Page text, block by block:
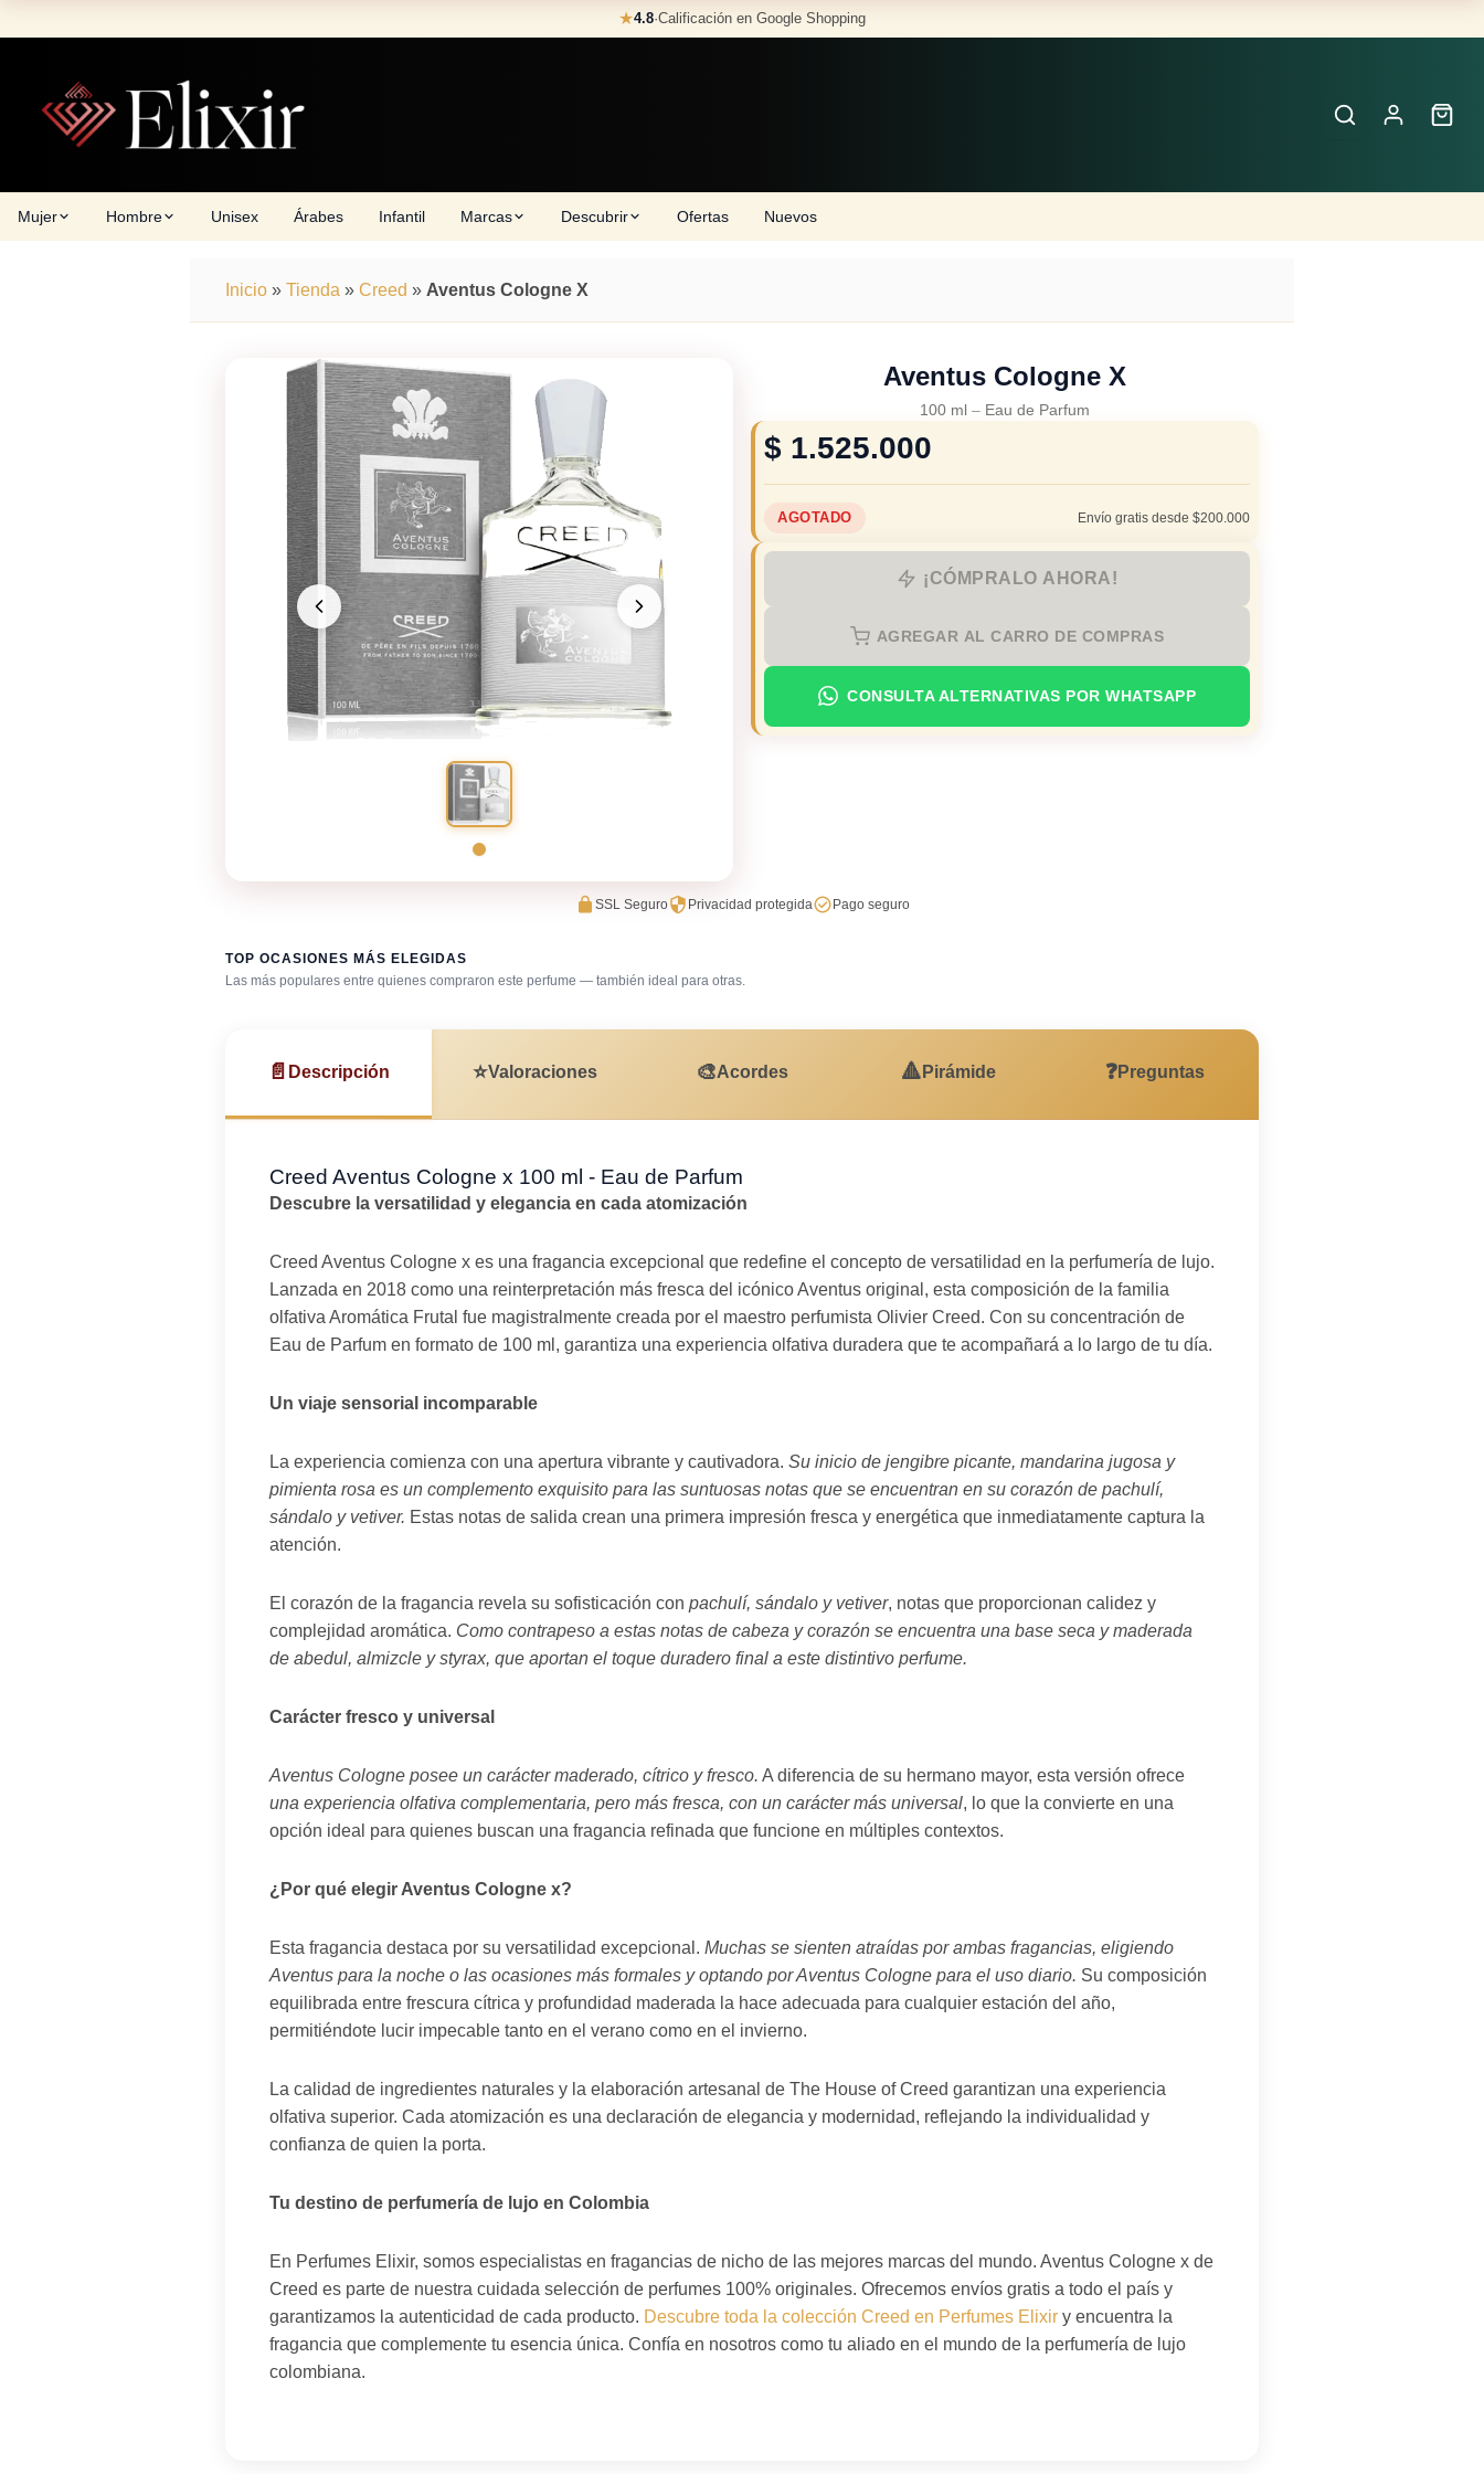
to
★4.8·Calificación en Google Shopping
Mujer Hombre Unisex Árabes Infantil Marcas Descubrir Ofertas Nuevos
Inicio » Tienda » Creed » Aventus Cologne X
Aventus Cologne X
100 ml – Eau de Parfum
$ 1.525.000
AGOTADO Envío gratis desde $200.000
¡CÓMPRALO AHORA!
AGREGAR AL CARRO DE COMPRAS
CONSULTA ALTERNATIVAS POR WHATSAPP
SSL Seguro Privacidad protegida Pago seguro
TOP OCASIONES MÁS ELEGIDAS
Las más populares entre quienes compraron este perfume — también ideal para otras.
Día caluroso / clima cálido Trabajo en oficina
📄 Descripción ⭐Valoraciones 🎨Acordes 🔺 Pirámide ❓Preguntas
Creed Aventus Cologne x 100 ml - Eau de Parfum
Descubre la versatilidad y elegancia en cada atomización
Creed Aventus Cologne x es una fragancia excepcional que redefine el concepto de versatilidad en la perfumería de lujo.
Lanzada en 2018 como una reinterpretación más fresca del icónico Aventus original, esta composición de la familia
olfativa Aromática Frutal fue magistralmente creada por el maestro perfumista Olivier Creed. Con su concentración de
Eau de Parfum en formato de 100 ml, garantiza una experiencia olfativa duradera que te acompañará a lo largo de tu día.
Un viaje sensorial incomparable
La experiencia comienza con una apertura vibrante y cautivadora. Su inicio de jengibre picante, mandarina jugosa y
pimienta rosa es un complemento exquisito para las suntuosas notas que se encuentran en su corazón de pachulí,
sándalo y vetiver. Estas notas de salida crean una primera impresión fresca y energética que inmediatamente captura la
atención.
El corazón de la fragancia revela su sofisticación con pachulí, sándalo y vetiver, notas que proporcionan calidez y
complejidad aromática. Como contrapeso a estas notas de cabeza y corazón se encuentra una base seca y maderada
de abedul, almizcle y styrax, que aportan el toque duradero final a este distintivo perfume.
Carácter fresco y universal
Aventus Cologne posee un carácter maderado, cítrico y fresco. A diferencia de su hermano mayor, esta versión ofrece
una experiencia olfativa complementaria, pero más fresca, con un carácter más universal, lo que la convierte en una
opción ideal para quienes buscan una fragancia refinada que funcione en múltiples contextos.
¿Por qué elegir Aventus Cologne x?
Esta fragancia destaca por su versatilidad excepcional. Muchas se sienten atraídas por ambas fragancias, eligiendo
Aventus para la noche o las ocasiones más formales y optando por Aventus Cologne para el uso diario. Su composición
equilibrada entre frescura cítrica y profundidad maderada la hace adecuada para cualquier estación del año,
permitiéndote lucir impecable tanto en el verano como en el invierno.
La calidad de ingredientes naturales y la elaboración artesanal de The House of Creed garantizan una experiencia
olfativa superior. Cada atomización es una declaración de elegancia y modernidad, reflejando la individualidad y
confianza de quien la porta.
Tu destino de perfumería de lujo en Colombia
En Perfumes Elixir, somos especialistas en fragancias de nicho de las mejores marcas del mundo. Aventus Cologne x de
Creed es parte de nuestra cuidada selección de perfumes 100% originales. Ofrecemos envíos gratis a todo el país y
garantizamos la autenticidad de cada producto. Descubre toda la colección Creed en Perfumes Elixir y encuentra la
fragancia que complemente tu esencia única. Confía en nosotros como tu aliado en el mundo de la perfumería de lujo
colombiana.